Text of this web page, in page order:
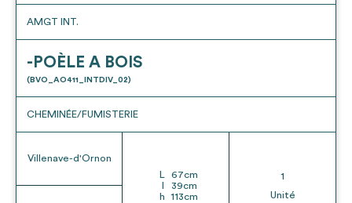
AMGT INT.
-POÈLE A BOIS
(BVO_AO411_INTDIV_02)
CHEMINÉE/FUMISTERIE
Villenave-d'Ornon
L 67cm
39cm
h
113cm
1
Unité